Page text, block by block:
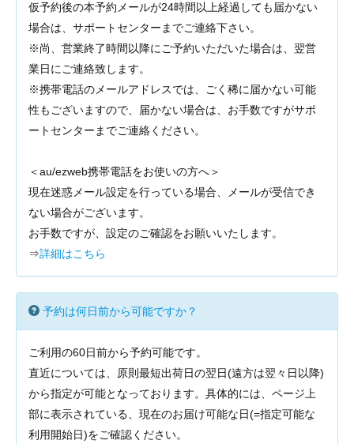
仮予約後の本予約メールが24時間以上経過しても届かない
場合は、サポートセンターまでご連絡下さい。
※尚、営業終了時間以降にご予約いただいた場合は、翌営
業日にご連絡致します。
※携帯電話のメールアドレスでは、ごく稀に届かない可能
性もございますので、届かない場合は、お手数ですがサポ
ートセンターまでご連絡ください。
＜au/ezweb携帯電話をお使いの方へ＞
現在迷惑メール設定を行っている場合、メールが受信でき
ない場合がございます。
お手数ですが、設定のご確認をお願いいたします。
⇒詳細はこちら
予約は何日前から可能ですか？
ご利用の60日前から予約可能です。
直近については、原則最短出荷日の翌日(遠方は翌々日以降)
から指定が可能となっております。具体的には、ページ上
部に表示されている、現在のお届け可能な日(=指定可能な
利用開始日)をご確認ください。